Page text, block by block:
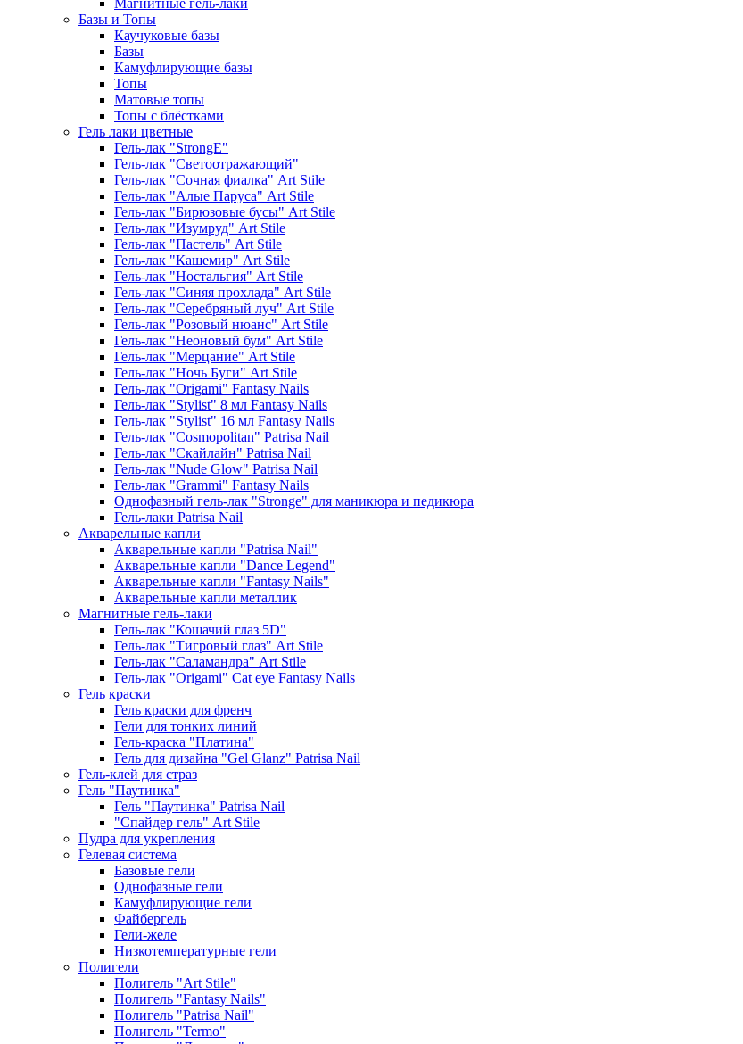
Магнитные гель-лаки
Базы и Топы
Каучуковые базы
Базы
Камуфлирующие базы
Топы
Матовые топы
Топы с блёстками
Гель лаки цветные
Гель-лак "StrongE"
Гель-лак "Светоотражающий"
Гель-лак "Сочная фиалка" Art Stile
Гель-лак "Алые Паруса" Art Stile
Гель-лак "Бирюзовые бусы" Art Stile
Гель-лак "Изумруд" Art Stile
Гель-лак "Пастель" Art Stile
Гель-лак "Кашемир" Art Stile
Гель-лак "Ностальгия" Art Stile
Гель-лак "Синяя прохлада" Art Stile
Гель-лак "Серебряный луч" Art Stile
Гель-лак "Розовый нюанс" Art Stile
Гель-лак "Неоновый бум" Art Stile
Гель-лак "Мерцание" Art Stile
Гель-лак "Ночь Буги" Art Stile
Гель-лак "Origami" Fantasy Nails
Гель-лак "Stylist" 8 мл Fantasy Nails
Гель-лак "Stylist" 16 мл Fantasy Nails
Гель-лак "Cosmopolitan" Patrisa Nail
Гель-лак "Скайлайн" Patrisa Nail
Гель-лак "Nude Glow" Patrisa Nail
Гель-лак "Grammi" Fantasy Nails
Однофазный гель-лак "Stronge" для маникюра и педикюра
Гель-лаки Patrisa Nail
Акварельные капли
Акварельные капли "Patrisa Nail"
Акварельные капли "Dance Legend"
Акварельные капли "Fantasy Nails"
Акварельные капли металлик
Магнитные гель-лаки
Гель-лак "Кошачий глаз 5D"
Гель-лак "Тигровый глаз" Art Stile
Гель-лак "Саламандра" Art Stile
Гель-лак "Origami" Cat eye Fantasy Nails
Гель краски
Гель краски для френч
Гели для тонких линий
Гель-краска "Платина"
Гель для дизайна "Gel Glanz" Patrisa Nail
Гель-клей для страз
Гель "Паутинка"
Гель "Паутинка" Patrisa Nail
"Спайдер гель" Art Stile
Пудра для укрепления
Гелевая система
Базовые гели
Однофазные гели
Камуфлирующие гели
Файбергель
Гели-желе
Низкотемпературные гели
Полигели
Полигель "Art Stile"
Полигель "Fantasy Nails"
Полигель "Patrisa Nail"
Полигель "Termo"